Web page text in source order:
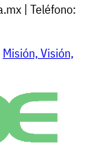
| Teléfono:
Misión, Visión,